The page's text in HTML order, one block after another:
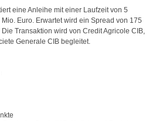
eine Anleihe mit einer Laufzeit von 5
Euro. Erwartet wird ein Spread von 175
Transaktion wird von Credit Agricole CIB,
Generale CIB begleitet.